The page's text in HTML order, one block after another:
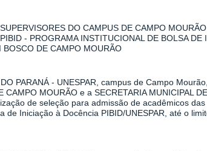
DO CAMPUS DE CAMPO
- PROGRAMA INSTITUCIONAL DE BOLSA DE
DE CAMPO MOURÃO
PARANÁ - UNESPAR, campus de Campo
CAMPO MOURÃO e a SECRETARIA MUNICIPAL
de seleção para admissão de acadêmicos
de Iniciação à Docência PIBID/UNESPAR, até o